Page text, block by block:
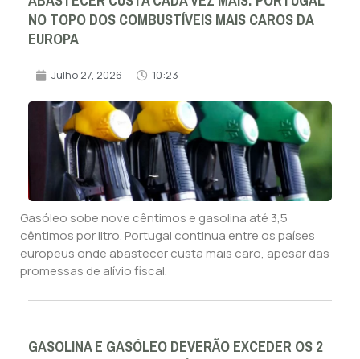
NO TOPO DOS COMBUSTÍVEIS MAIS CAROS DA
EUROPA
Julho 27, 2026 10:23
Gasóleo sobe nove cêntimos e gasolina até 3,5
cêntimos por litro. Portugal continua entre os países
europeus onde abastecer custa mais caro, apesar das
promessas de alívio fiscal.
GASOLINA E GASÓLEO DEVERÃO EXCEDER OS 2